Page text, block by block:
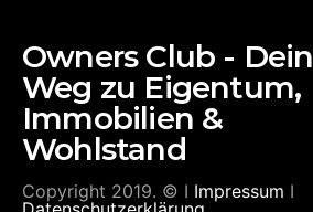
Owners Club - Dein
Weg zu Eigentum,
Immobilien &
Wohlstand
Copyright 2019. © I Impressum I